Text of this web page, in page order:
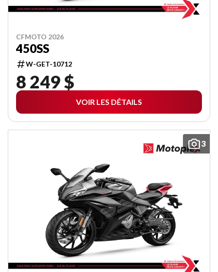
CFMOTO 2026
450SS
W-GET-10712
8 249 $
VOIR LES DÉTAILS
3